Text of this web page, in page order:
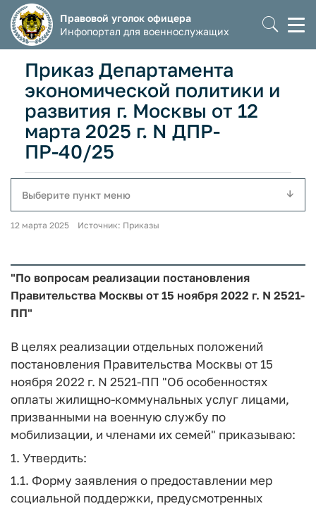
Правовой уголок офицера
Инфопортал для военнослужащих
Приказ Департамента
экономической политики и
развития г. Москвы от 12
марта 2025 г. N ДПР-
ПР-40/25
Выберите пункт меню
12 марта 2025 Источник: Приказы
"По вопросам реализации постановления
Правительства Москвы от 15 ноября 2022 г. N 2521-
ПП"
В целях реализации отдельных положений
постановления Правительства Москвы от 15
ноября 2022 г. N 2521-ПП "Об особенностях
оплаты жилищно-коммунальных услуг лицами,
призванными на военную службу по
мобилизации, и членами их семей" приказываю:
1. Утвердить:
1.1. Форму заявления о предоставлении мер
социальной поддержки, предусмотренных